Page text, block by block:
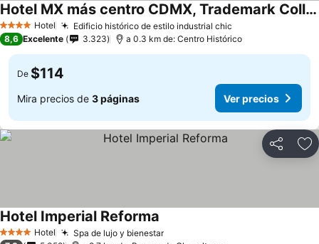
4 EstrellasHotel Edificio histórico de estilo industrial chic
Hotel MX más centro CDMX, Trademark Collection by Wyndham
8,6 Excelente 3.323 a 0.3 km de: Centro Histórico
De $114
Mira precios de 3 páginas Ver precios
Compartir
4 EstrellasHotel Spa de lujo y bienestar
Hotel Imperial Reforma